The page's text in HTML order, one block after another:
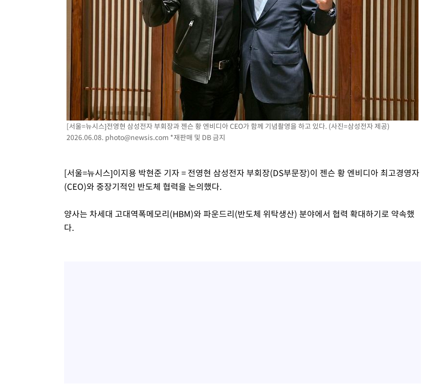
[서울=뉴시스]전영현 삼성전자 부회장과 젠슨 황 엔비디아 CEO가 함께 기념촬영을 하고 있다. (사진=삼성전자 제공)
2026.06.08. photo@newsis.com *재판매 및 DB 금지
[서울=뉴시스]이지용 박현준 기자 = 전영현 삼성전자 부회장(DS부문장)이 젠슨 황 엔비디아 최고경영자
(CEO)와 중장기적인 반도체 협력을 논의했다.
양사는 차세대 고대역폭메모리(HBM)와 파운드리(반도체 위탁생산) 분야에서 협력 확대하기로 약속했
다.